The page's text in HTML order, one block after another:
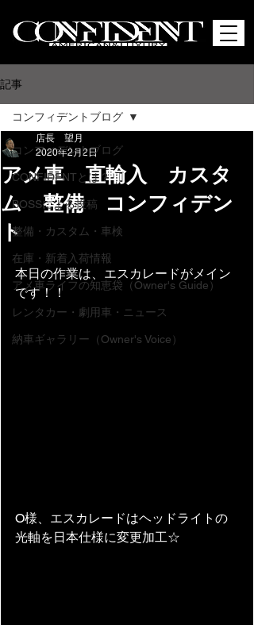
記事
コンフィデントブログ
CONFIDENTとは？
BOSSによる投稿
整備・カスタム・車検
在庫・新着入荷情報
アメ車ライフの知恵袋（Owner's Guide）
レンタカー・劇用車・ニュース
納車ギャラリー（Owner's Voice）
コンフィデントブログ
アメ車 直輸入 カスタ
ム 整備 コンフィデン
ト
店長 望月
2020年2月2日
本日の作業は、エスカレードがメイン
です！！
O様、エスカレードはヘッドライトの
光軸を日本仕様に変更加工☆